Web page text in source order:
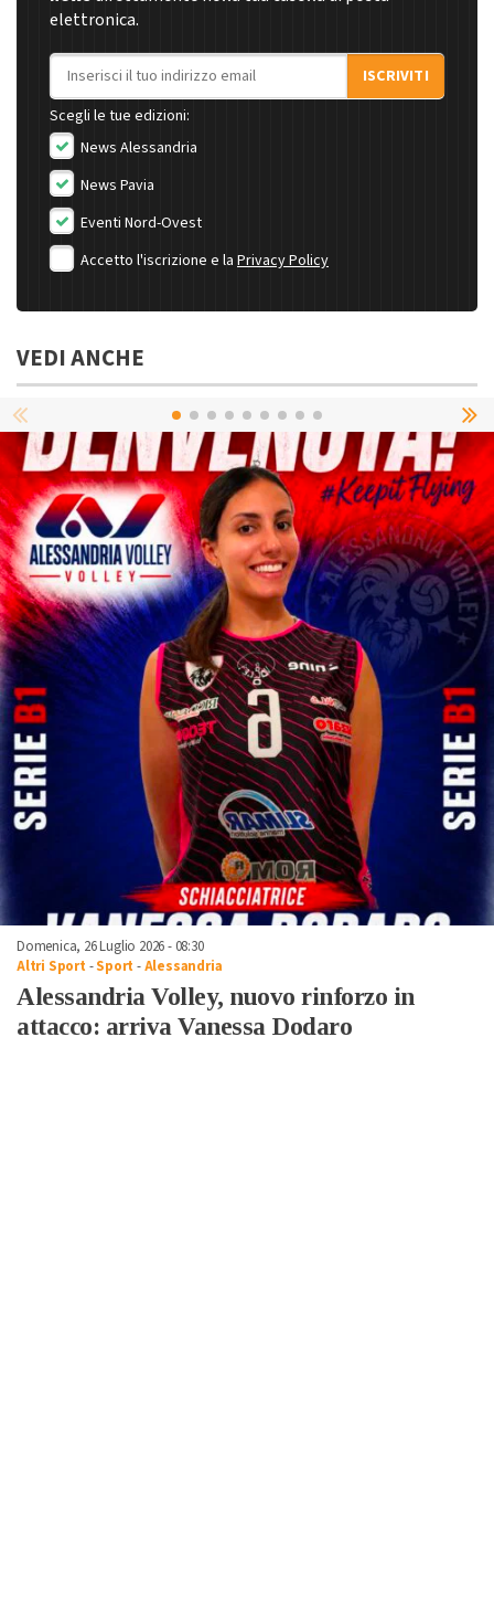
elettronica.
Indirizzo email
ISCRIVITI
Scegli le tue edizioni:
News Alessandria
News Pavia
Eventi Nord-Ovest
Accetto l'iscrizione e la Privacy Policy
VEDI ANCHE
Domenica, 26 Luglio 2026 - 08:30
Altri Sport -Sport -Alessandria
Alessandria Volley, nuovo rinforzo in
attacco: arriva Vanessa Dodaro